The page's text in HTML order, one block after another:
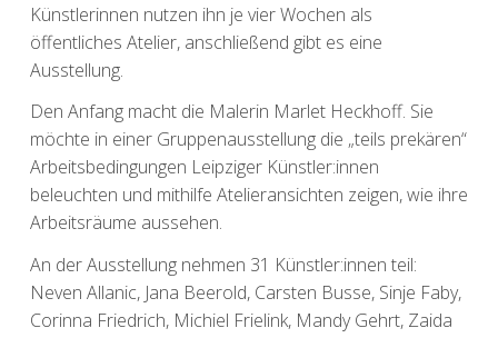
Künstlerinnen nutzen ihn je vier Wochen als
öffentliches Atelier, anschließend gibt es eine
Ausstellung.
Den Anfang macht die Malerin Marlet Heckhoff. Sie
möchte in einer Gruppenausstellung die „teils prekären“
Arbeitsbedingungen Leipziger Künstler:innen
beleuchten und mithilfe Atelieransichten zeigen, wie ihre
Arbeitsräume aussehen.
An der Ausstellung nehmen 31 Künstler:innen teil:
Neven Allanic, Jana Beerold, Carsten Busse, Sinje Faby,
Corinna Friedrich, Michiel Frielink, Mandy Gehrt, Zaida